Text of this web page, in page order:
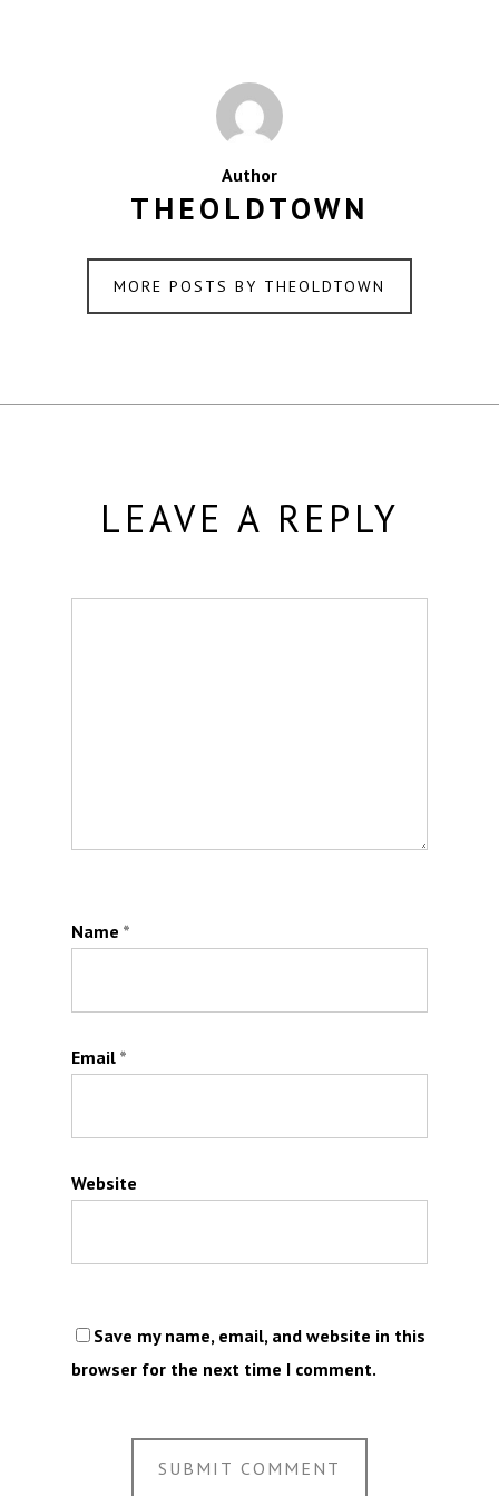
Author
THEOLDTOWN
MORE POSTS BY THEOLDTOWN
LEAVE A REPLY
Name *
Email *
Website
Save my name, email, and website in this
browser for the next time I comment.